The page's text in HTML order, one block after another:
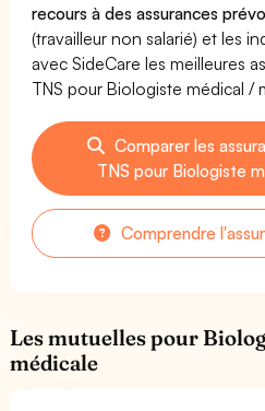
recours à des assurances
(travailleur non salarié) et les
avec SideCare les meilleures
TNS pour Biologiste médical /
Comparer les
TNS pour Biologiste
Comprendre
Les mutuelles pour
médicale